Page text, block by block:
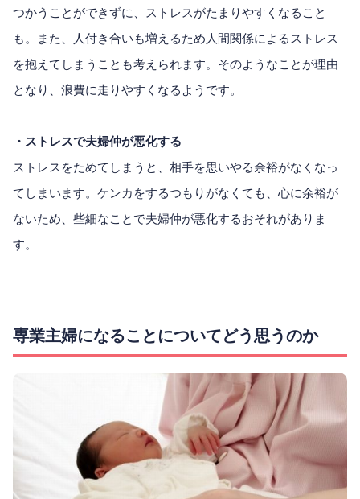
つかうことができずに、ストレスがたまりやすくなること
も。また、人付き合いも増えるため人間関係によるストレス
を抱えてしまうことも考えられます。そのようなことが理由
となり、浪費に走りやすくなるようです。
・ストレスで夫婦仲が悪化する
ストレスをためてしまうと、相手を思いやる余裕がなくなっ
てしまいます。ケンカをするつもりがなくても、心に余裕が
ないため、些細なことで夫婦仲が悪化するおそれがありま
す。
専業主婦になることについてどう思うのか